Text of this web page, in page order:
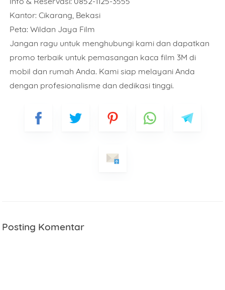
Kantor: Cikarang, Bekasi
Peta: Wildan Jaya Film
Jangan ragu untuk menghubungi kami dan dapatkan
promo terbaik untuk pemasangan kaca film 3M di
mobil dan rumah Anda. Kami siap melayani Anda
dengan profesionalisme dan dedikasi tinggi.
Posting Komentar